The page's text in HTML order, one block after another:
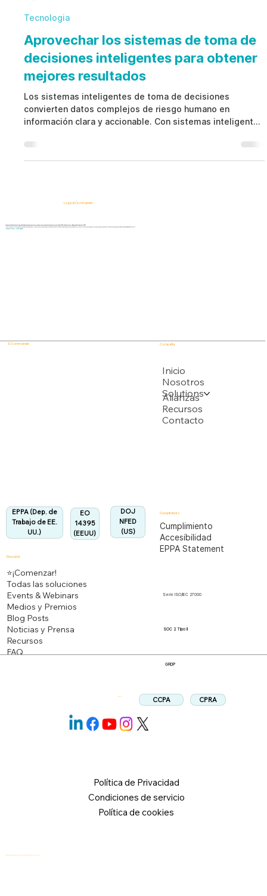
Tecnologia
Aprovechar los sistemas de toma de
decisiones inteligentes para obtener
mejores resultados
Los sistemas inteligentes de toma de decisiones
convierten datos complejos de riesgo humano en
información clara y accionable. Con sistemas inteligentes
organizaciones detectan amenazas internas, fortalecen
el cumplimiento normativo y toman decisiones
Logical Commander
E-Commander
EO
14395
(EEUU)
EPPA (Dep. de
Trabajo de EE.
UU.)
DOJ
NFED
(US)
Inicio
Nosotros
Solutions
Alianzas
Recursos
Contacto
Compañía
Descubrir
⭐¡Comenzar!
Todas las soluciones
Events & Webinars
Medios y Premios
Blog Posts
Noticias y Prensa
Recursos
FAQ
Cumplimiento
Cumplimiento
Accesibilidad
EPPA Statement
Serie ISO/IEC 27000
Política de Privacidad
Condiciones de servicio
Política de cookies
SOC 2 Tipo II
GRDP
CCPA CPRA